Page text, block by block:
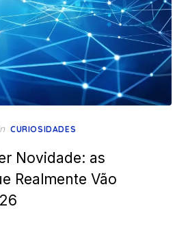
CURIOSIDADES
Novidade: as
Realmente Vão